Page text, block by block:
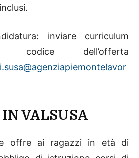
inviare curriculum
codice dell’offerta
VALSUSA
offre ai ragazzi in età di